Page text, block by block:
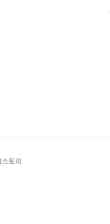
액 검사는 기본 중의 기본입니다. 빈
토리